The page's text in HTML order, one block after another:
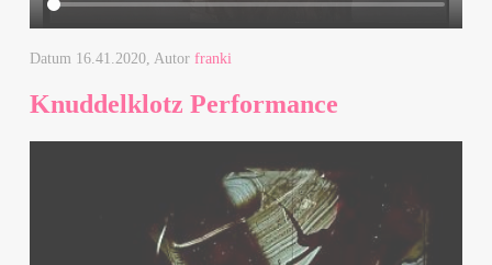
Datum 16.41.2020 , Autorfranki
Knuddelklotz Performance